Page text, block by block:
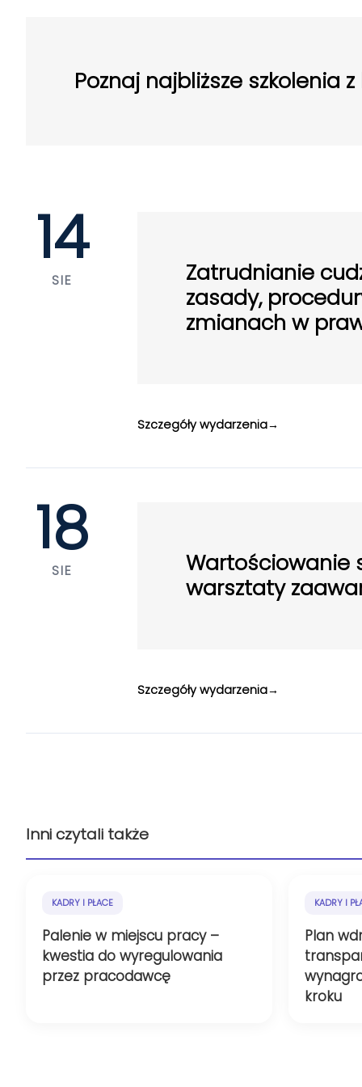
Poznaj najbliższe szkolenia
14
SIE
Zatrudnianie
zasady,
zmianach w
Szczegóły wydarzenia
18
SIE
Wartościowanie
warsztaty
Szczegóły wydarzenia
Inni czytali także
KADRY I PŁACE
Palenie w miejscu pracy –
kwestia do wyregulowania
przez pracodawcę
KADRY I
Plan
kroku